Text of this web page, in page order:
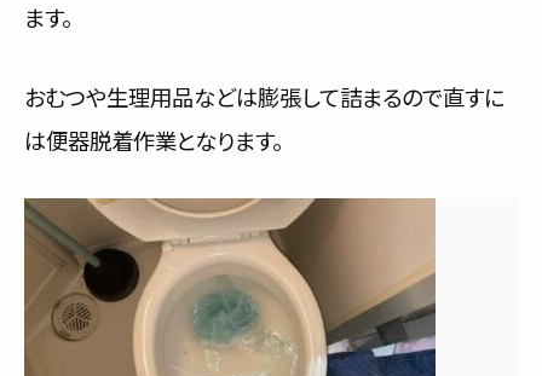
ます。
おむつや生理用品などは膨張して詰まるので直すに
は便器脱着作業となります。